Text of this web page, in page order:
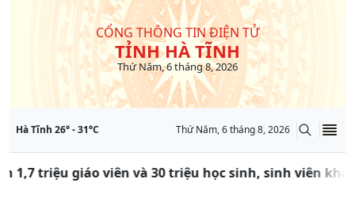
CỔNG THÔNG TIN ĐIỆN TỬ
TỈNH HÀ TĨNH
Thứ Năm, 6 tháng 8, 2026
Hà Tĩnh 26° -31°C Thứ Năm, 6 tháng 8, 2026
1,7 triệu giáo viên và 30 triệu học sinh, sinh viên